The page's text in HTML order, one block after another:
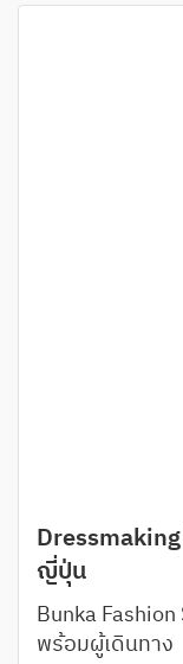
ญี่ปุ่น
Bunka
พร้อมผู้เดินทาง